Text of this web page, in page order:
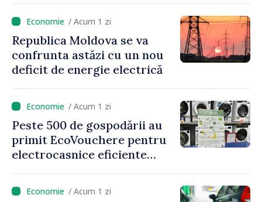
rurală în luna iulie
/ Acum 1 zi
Republica Moldova se va
confrunta astăzi cu un nou
deficit de energie electrică
/ Acum 1 zi
Peste 500 de gospodării au
primit EcoVouchere pentru
electrocasnice eficiente
/ Acum 1 zi